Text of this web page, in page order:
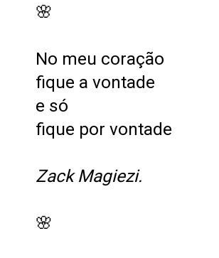
🌸
No meu coração
fique a vontade
e só
fique por vontade
Zack Magiezi.
🌸